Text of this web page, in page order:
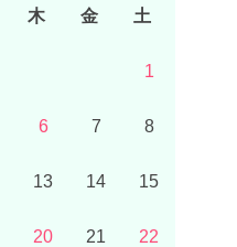
木 金 土
1
6 7 8
13 14 15
20 21 22